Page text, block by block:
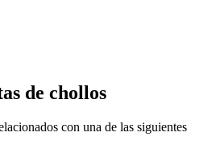
de chollos
con una de las siguientes